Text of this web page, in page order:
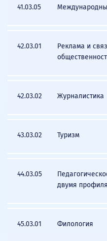
41.03.05
42.03.01
Реклама и
42.03.02 Журналистика
43.03.02 Туризм
44.03.05
двумя
45.03.01 Филология